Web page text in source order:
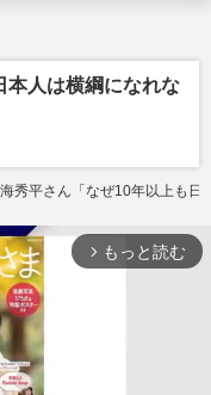
本人は横綱になれな
秀平さん「なぜ10年以上も日
arrow_forward_ios もっと読む